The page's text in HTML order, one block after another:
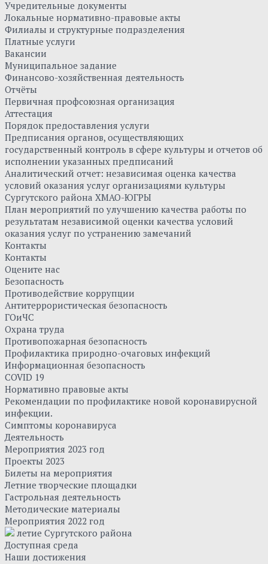
Учредительные документы
Локальные нормативно-правовые акты
Филиалы и структурные подразделения
Платные услуги
Вакансии
Муниципальное задание
Финансово-хозяйственная деятельность
Отчёты
Первичная профсоюзная организация
Аттестация
Порядок предоставления услуги
Предписания органов, осуществляющих
государственный контроль в сфере культуры и отчетов об
исполнении указанных предписаний
Аналитический отчет: независимая оценка качества
условий оказания услуг организациями культуры
Сургутского района ХМАО-ЮГРЫ
План мероприятий по улучшению качества работы по
результатам независимой оценки качества условий
оказания услуг по устранению замечаний
Контакты
Контакты
Оцените нас
Безопасность
Противодействие коррупции
Антитеррористическая безопасность
ГОиЧС
Охрана труда
Противопожарная безопасность
Профилактика природно-очаговых инфекций
Информационная безопасность
COVID 19
Нормативно правовые акты
Рекомендации по профилактике новой коронавирусной
инфекции.
Симптомы коронавируса
Деятельность
Мероприятия 2023 год
Проекты 2023
Билеты на мероприятия
Летние творческие площадки
Гастрольная деятельность
Методические материалы
Мероприятия 2022 год
летие Сургутского района
Доступная среда
Наши достижения